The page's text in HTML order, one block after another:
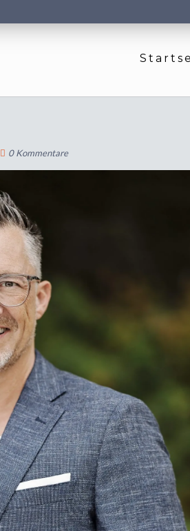
0 Kommentare